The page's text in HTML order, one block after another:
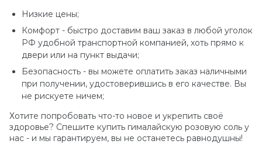
Низкие цены;
Комфорт - быстро доставим ваш заказ в любой уголок
РФ удобной транспортной компанией, хоть прямо к
двери или на пункт выдачи;
Безопасность - вы можете оплатить заказ наличными
при получении, удостоверившись в его качестве. Вы
не рискуете ничем;
Хотите попробовать что-то новое и укрепить своё
здоровье? Спешите купить гималайскую розовую соль у
нас - и мы гарантируем, вы не останетесь равнодушны!